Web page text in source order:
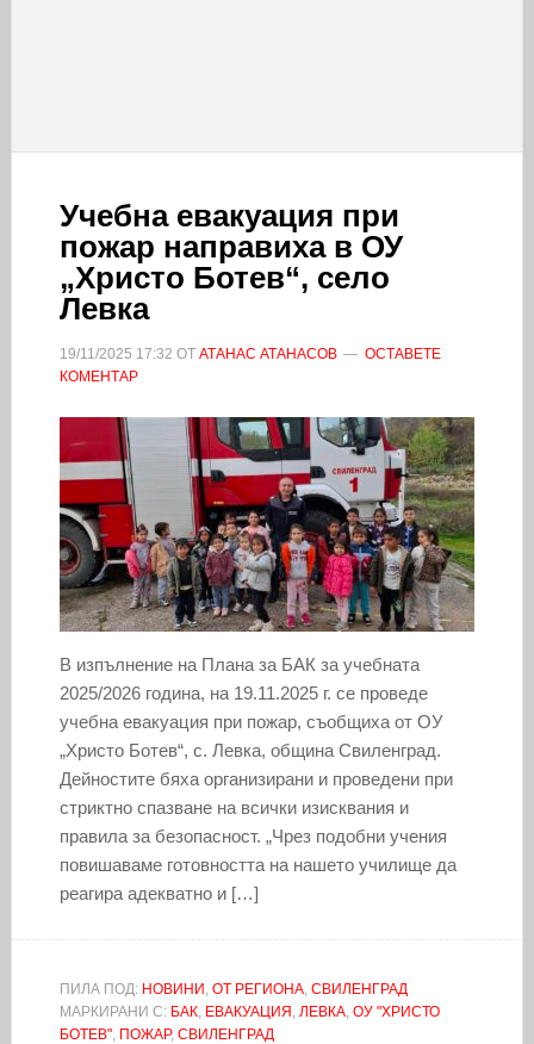
Учебна евакуация при
пожар направиха в ОУ
„Христо Ботев“, село
Левка
19/11/2025 17:32 ОТ АТАНАС АТАНАСОВ
ОСТАВЕТЕ
КОМЕНТАР
В изпълнение на Плана за БАК за учебната
2025/2026 година, на 19.11.2025 г. се проведе
учебна евакуация при пожар, съобщиха от ОУ
„Христо Ботев“, с. Левка, община Свиленград.
Дейностите бяха организирани и проведени при
стриктно спазване на всички изисквания и
правила за безопасност. „Чрез подобни учения
повишаваме готовността на нашето училище да
реагира адекватно и […]
ПИЛА ПОД: НОВИНИ , ОТ РЕГИОНА, СВИЛЕНГРАД
МАРКИРАНИ С: БАК, ЕВАКУАЦИЯ , ЛЕВКА, ОУ "ХРИСТО
БОТЕВ", ПОЖАР, СВИЛЕНГРАД